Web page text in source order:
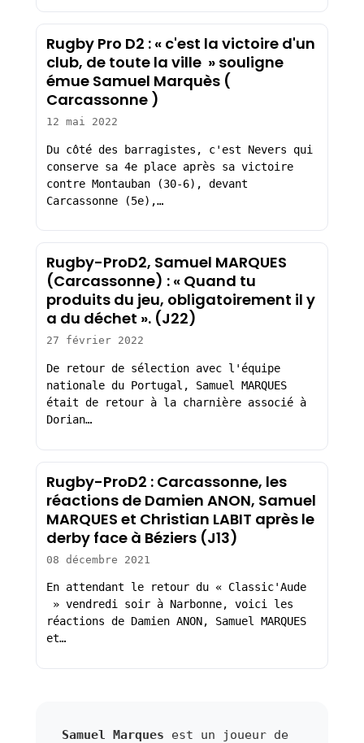
Rugby Pro D2 : « c'est la victoire d'un
club, de toute la ville » souligne
émue Samuel Marquès (
Carcassonne )
12 mai 2022
Du côté des barragistes, c'est Nevers qui
conserve sa 4e place après sa victoire
contre Montauban (30-6), devant
Carcassonne (5e),…
Rugby-ProD2, Samuel MARQUES
(Carcassonne) : « Quand tu
produits du jeu, obligatoirement il y
a du déchet ». (J22)
27 février 2022
De retour de sélection avec l'équipe
nationale du Portugal, Samuel MARQUES
était de retour à la charnière associé à
Dorian…
Rugby-ProD2 : Carcassonne, les
réactions de Damien ANON, Samuel
MARQUES et Christian LABIT après le
derby face à Béziers (J13)
08 décembre 2021
En attendant le retour du « Classic'Aude
» vendredi soir à Narbonne, voici les
réactions de Damien ANON, Samuel MARQUES
et…
Samuel Marques est un joueur de